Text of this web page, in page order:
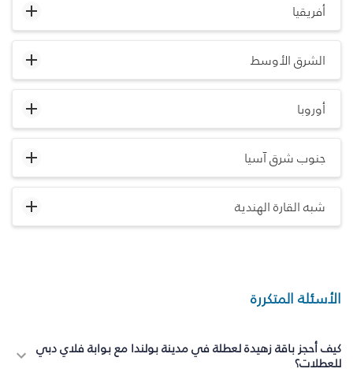
أفريقيا
الشرق الأوسط
أوروبا
جنوب شرق آسيا
شبه القارة الهندية
الأسئلة المتكررة
كيف أحجز باقة زهيدة لعطلة في مدينة بولندا مع بوابة فلاي دبي
للعطلات؟